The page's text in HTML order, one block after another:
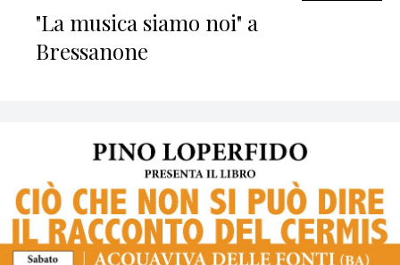
"La musica siamo noi" a
Bressanone